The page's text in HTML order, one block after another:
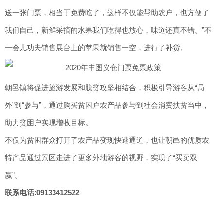
送一张门票，相当于免费吃了，这样不仅能帮助农户，也方便了
我们自己，新鲜采摘的水果我们吃得也放心，味道还真不错。”不
一会儿功夫销售展台上的苹果就销售一空，进行了补货。
朝邑镇将促进旅游发展和脱贫攻坚相结合，积极引导游客从“局
外”到“参与”，通过购买贫困户农产品参与到社会消费扶贫当中，
助力贫困户实现增收目标。
不仅为贫困群众打开了农产品变现快速通道，也让朝邑的优质农
特产品通过景区走进了更多外地游客的视野，实现了“买卖双
赢”。
联系电话:09133412522